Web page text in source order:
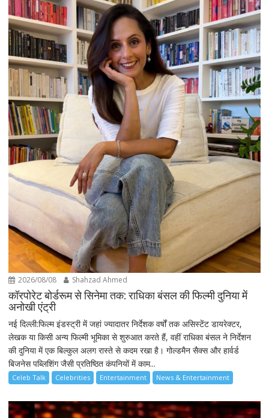
2026/08/08 Shahzad Ahmed
कॉरपोरेट बोर्डरूम से सिनेमा तक: राधिका बंसल की फिल्मी दुनिया में
अनोखी एंट्री
नई दिल्ली:फिल्म इंडस्ट्री में जहां ज्यादातर निर्देशक वर्षों तक असिस्टेंट डायरेक्टर,
लेखक या किसी अन्य फिल्मी भूमिका से शुरुआत करते हैं, वहीं राधिका बंसल ने निर्देशन
की दुनिया में एक बिल्कुल अलग रास्ते से कदम रखा है। गोल्डमैन सैक्स और हार्वर्ड
बिजनेस पब्लिशिंग जैसी प्रतिष्ठित कंपनियों में काम...
Celeb Talk Celebrities Entertainment News & Entertainment